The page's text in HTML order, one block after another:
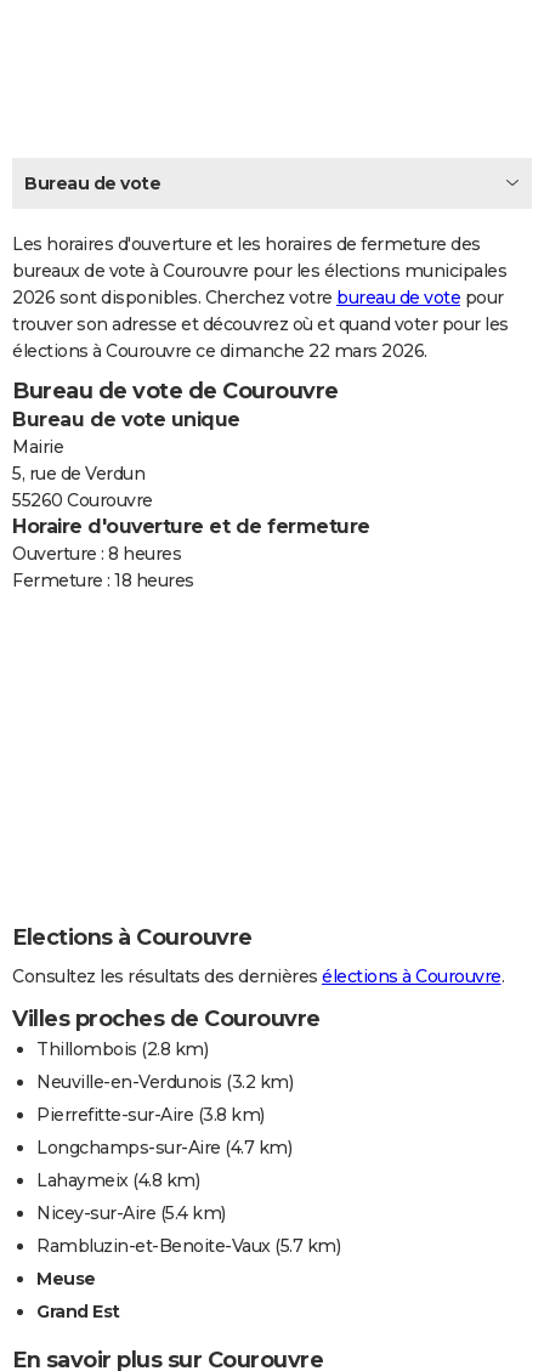
CARTE DE VOEUX
Dictionnaire
Biographies
Citations
Expressions
Proverbes
PROGRAMME TV
COPAINS D'AVANT
FORUM
Bricolage
Lifestyle
Culture
Sport
Auto
Television
Voyage
Cinema
Bureau de vote
Les horaires d'ouverture et les horaires de fermeture des
bureaux de vote à Courouvre pour les élections municipales
2026 sont disponibles. Cherchez votre bureau de vote pour
trouver son adresse et découvrez où et quand voter pour les
élections à Courouvre ce dimanche 22 mars 2026.
Bureau de vote de Courouvre
Bureau de vote unique
Mairie
5, rue de Verdun
55260 Courouvre
Horaire d'ouverture et de fermeture
Ouverture : 8 heures
Fermeture : 18 heures
Elections à Courouvre
Consultez les résultats des dernières élections à Courouvre.
Villes proches de Courouvre
Thillombois (2.8 km)
Neuville-en-Verdunois (3.2 km)
Pierrefitte-sur-Aire (3.8 km)
Longchamps-sur-Aire (4.7 km)
Lahaymeix(4.8 km)
Nicey-sur-Aire (5.4 km)
Rambluzin-et-Benoite-Vaux(5.7 km)
Meuse
Grand Est
En savoir plus sur Courouvre